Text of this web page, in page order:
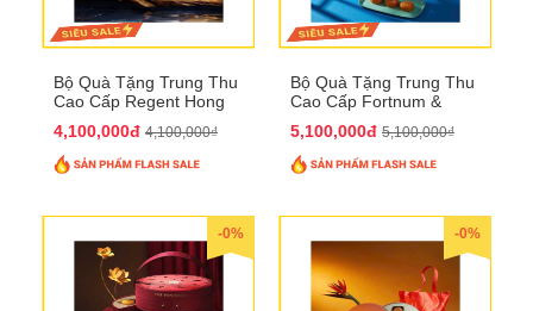
Bộ Quà Tặng Trung Thu
Cao Cấp Regent Hong
4,100,000đ 4,100,000₫
Bộ Quà Tặng Trung Thu
Cao Cấp Fortnum &
5,100,000đ 5,100,000₫
-0% -0%